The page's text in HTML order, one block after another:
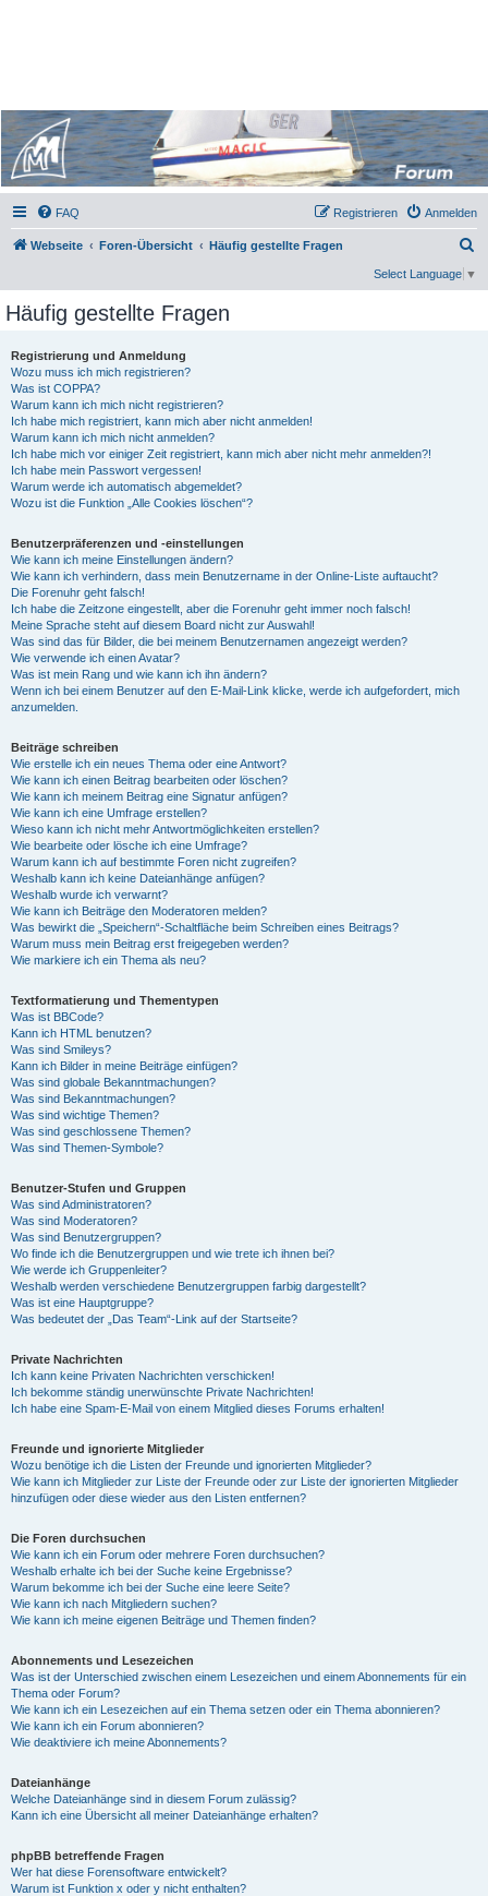
FAQ Anmelden
Registrieren
Webseite Foren-Übersicht Häufig gestellte Fragen
Select Language ▼
Häufig gestellte Fragen
Registrierung und Anmeldung
Wozu muss ich mich registrieren?
Was ist COPPA?
Warum kann ich mich nicht registrieren?
Ich habe mich registriert, kann mich aber nicht anmelden!
Warum kann ich mich nicht anmelden?
Ich habe mich vor einiger Zeit registriert, kann mich aber nicht mehr anmelden?!
Ich habe mein Passwort vergessen!
Warum werde ich automatisch abgemeldet?
Wozu ist die Funktion „Alle Cookies löschen“?
Benutzerpräferenzen und -einstellungen
Wie kann ich meine Einstellungen ändern?
Wie kann ich verhindern, dass mein Benutzername in der Online-Liste auftaucht?
Die Forenuhr geht falsch!
Ich habe die Zeitzone eingestellt, aber die Forenuhr geht immer noch falsch!
Meine Sprache steht auf diesem Board nicht zur Auswahl!
Was sind das für Bilder, die bei meinem Benutzernamen angezeigt werden?
Wie verwende ich einen Avatar?
Was ist mein Rang und wie kann ich ihn ändern?
Wenn ich bei einem Benutzer auf den E-Mail-Link klicke, werde ich aufgefordert, mich
anzumelden.
Beiträge schreiben
Wie erstelle ich ein neues Thema oder eine Antwort?
Wie kann ich einen Beitrag bearbeiten oder löschen?
Wie kann ich meinem Beitrag eine Signatur anfügen?
Wie kann ich eine Umfrage erstellen?
Wieso kann ich nicht mehr Antwortmöglichkeiten erstellen?
Wie bearbeite oder lösche ich eine Umfrage?
Warum kann ich auf bestimmte Foren nicht zugreifen?
Weshalb kann ich keine Dateianhänge anfügen?
Weshalb wurde ich verwarnt?
Wie kann ich Beiträge den Moderatoren melden?
Was bewirkt die „Speichern“-Schaltfläche beim Schreiben eines Beitrags?
Warum muss mein Beitrag erst freigegeben werden?
Wie markiere ich ein Thema als neu?
Textformatierung und Thementypen
Was ist BBCode?
Kann ich HTML benutzen?
Was sind Smileys?
Kann ich Bilder in meine Beiträge einfügen?
Was sind globale Bekanntmachungen?
Was sind Bekanntmachungen?
Was sind wichtige Themen?
Was sind geschlossene Themen?
Was sind Themen-Symbole?
Benutzer-Stufen und Gruppen
Was sind Administratoren?
Was sind Moderatoren?
Was sind Benutzergruppen?
Wo finde ich die Benutzergruppen und wie trete ich ihnen bei?
Wie werde ich Gruppenleiter?
Weshalb werden verschiedene Benutzergruppen farbig dargestellt?
Was ist eine Hauptgruppe?
Was bedeutet der „Das Team“-Link auf der Startseite?
Private Nachrichten
Ich kann keine Privaten Nachrichten verschicken!
Ich bekomme ständig unerwünschte Private Nachrichten!
Ich habe eine Spam-E-Mail von einem Mitglied dieses Forums erhalten!
Freunde und ignorierte Mitglieder
Wozu benötige ich die Listen der Freunde und ignorierten Mitglieder?
Wie kann ich Mitglieder zur Liste der Freunde oder zur Liste der ignorierten Mitglieder
hinzufügen oder diese wieder aus den Listen entfernen?
Die Foren durchsuchen
Wie kann ich ein Forum oder mehrere Foren durchsuchen?
Weshalb erhalte ich bei der Suche keine Ergebnisse?
Warum bekomme ich bei der Suche eine leere Seite?
Wie kann ich nach Mitgliedern suchen?
Wie kann ich meine eigenen Beiträge und Themen finden?
Abonnements und Lesezeichen
Was ist der Unterschied zwischen einem Lesezeichen und einem Abonnements für ein
Thema oder Forum?
Wie kann ich ein Lesezeichen auf ein Thema setzen oder ein Thema abonnieren?
Wie kann ich ein Forum abonnieren?
Wie deaktiviere ich meine Abonnements?
Dateianhänge
Welche Dateianhänge sind in diesem Forum zulässig?
Kann ich eine Übersicht all meiner Dateianhänge erhalten?
phpBB betreffende Fragen
Wer hat diese Forensoftware entwickelt?
Warum ist Funktion x oder y nicht enthalten?